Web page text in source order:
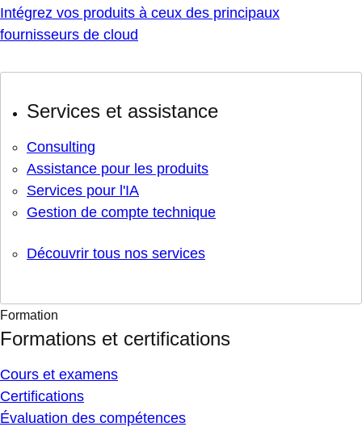
Intégrez vos produits à ceux des principaux
fournisseurs de cloud
Services et assistance
Consulting
Assistance pour les produits
Services pour l'IA
Gestion de compte technique
Découvrir tous nos services
Formation
Formations et certifications
Cours et examens
Certifications
Évaluation des compétences